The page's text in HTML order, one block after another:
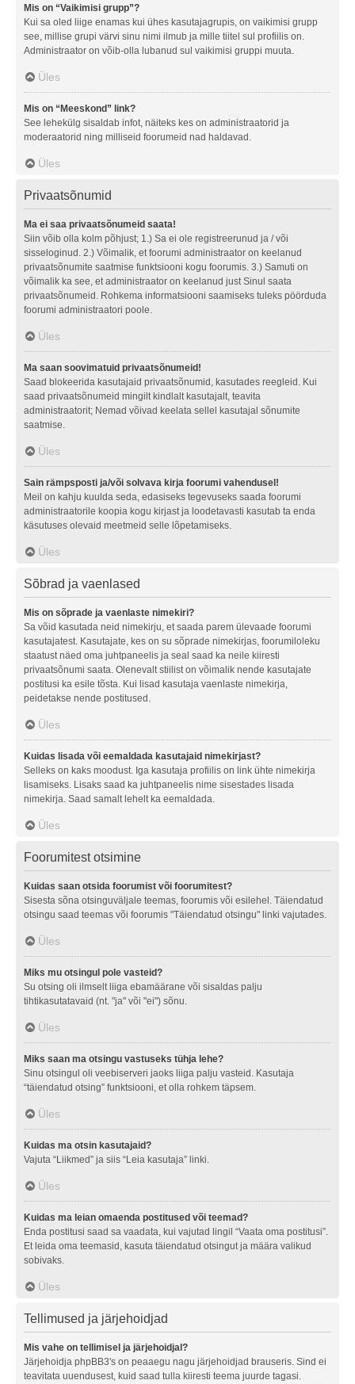
Mis on “Vaikimisi grupp”?
Kui sa oled liige enamas kui ühes kasutajagrupis, on vaikimisi grupp
see, millise grupi värvi sinu nimi ilmub ja mille tiitel sul profiilis on.
Administraator on võib-olla lubanud sul vaikimisi gruppi muuta.
Üles
Mis on “Meeskond” link?
See lehekülg sisaldab infot, näiteks kes on administraatorid ja
moderaatorid ning milliseid foorumeid nad haldavad.
Üles
Privaatsõnumid
Ma ei saa privaatsõnumeid saata!
Siin võib olla kolm põhjust; 1.) Sa ei ole registreerunud ja / või
sisseloginud. 2.) Võimalik, et foorumi administraator on keelanud
privaatsõnumite saatmise funktsiooni kogu foorumis. 3.) Samuti on
võimalik ka see, et administraator on keelanud just Sinul saata
privaatsõnumeid. Rohkema informatsiooni saamiseks tuleks pöörduda
foorumi administraatori poole.
Üles
Ma saan soovimatuid privaatsõnumeid!
Saad blokeerida kasutajaid privaatsõnumid, kasutades reegleid. Kui
saad privaatsõnumeid mingilt kindlalt kasutajalt, teavita
administraatorit; Nemad võivad keelata sellel kasutajal sõnumite
saatmise.
Üles
Sain rämpsposti ja/või solvava kirja foorumi vahendusel!
Meil on kahju kuulda seda, edasiseks tegevuseks saada foorumi
administraatorile koopia kogu kirjast ja loodetavasti kasutab ta enda
käsutuses olevaid meetmeid selle lõpetamiseks.
Üles
Sõbrad ja vaenlased
Mis on sõprade ja vaenlaste nimekiri?
Sa võid kasutada neid nimekirju, et saada parem ülevaade foorumi
kasutajatest. Kasutajate, kes on su sõprade nimekirjas, foorumiloleku
staatust näed oma juhtpaneelis ja seal saad ka neile kiiresti
privaatsõnumi saata. Olenevalt stiilist on võimalik nende kasutajate
postitusi ka esile tõsta. Kui lisad kasutaja vaenlaste nimekirja,
peidetakse nende postitused.
Üles
Kuidas lisada või eemaldada kasutajaid nimekirjast?
Selleks on kaks moodust. Iga kasutaja profiilis on link ühte nimekirja
lisamiseks. Lisaks saad ka juhtpaneelis nime sisestades lisada
nimekirja. Saad samalt lehelt ka eemaldada.
Üles
Foorumitest otsimine
Kuidas saan otsida foorumist või foorumitest?
Sisesta sõna otsinguväljale teemas, foorumis või esilehel. Täiendatud
otsingu saad teemas või foorumis "Täiendatud otsingu" linki vajutades.
Üles
Miks mu otsingul pole vasteid?
Su otsing oli ilmselt liiga ebamäärane või sisaldas palju
tihtikasutatavaid (nt. "ja" või "ei") sõnu.
Üles
Miks saan ma otsingu vastuseks tühja lehe?
Sinu otsingul oli veebiserveri jaoks liiga palju vasteid. Kasutaja
“täiendatud otsing” funktsiooni, et olla rohkem täpsem.
Üles
Kuidas ma otsin kasutajaid?
Vajuta “Liikmed” ja siis “Leia kasutaja” linki.
Üles
Kuidas ma leian omaenda postitused või teemad?
Enda postitusi saad sa vaadata, kui vajutad lingil “Vaata oma postitusi”.
Et leida oma teemasid, kasuta täiendatud otsingut ja määra valikud
sobivaks.
Üles
Tellimused ja järjehoidjad
Mis vahe on tellimisel ja järjehoidjal?
Järjehoidja phpBB3's on peaaegu nagu järjehoidjad brauseris. Sind ei
teavitata uuendusest, kuid saad tulla kiiresti teema juurde tagasi.